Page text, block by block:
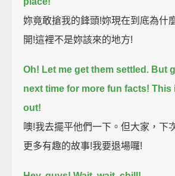
妳竟敢搶我的鋒頭!妳現在到底為什
開!這裡不是妳該來的地方!
Oh! Let me get them settled. But
next time for more fun facts! This
out!
噢!我去擺平他們一下。但大家，下
更多有趣的故事!我要退場囉!